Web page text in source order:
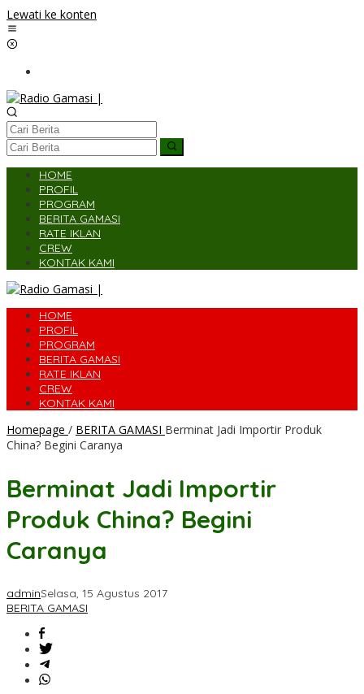
Lewati ke konten
HOME
PROFIL
PROGRAM
BERITA GAMASI
RATE IKLAN
CREW
KONTAK KAMI
HOME
PROFIL
PROGRAM
BERITA GAMASI
RATE IKLAN
CREW
KONTAK KAMI
Homepage / BERITA GAMASI Berminat Jadi Importir Produk
China? Begini Caranya
Berminat Jadi Importir
Produk China? Begini
Caranya
adminSelasa, 15 Agustus 2017
BERITA GAMASI